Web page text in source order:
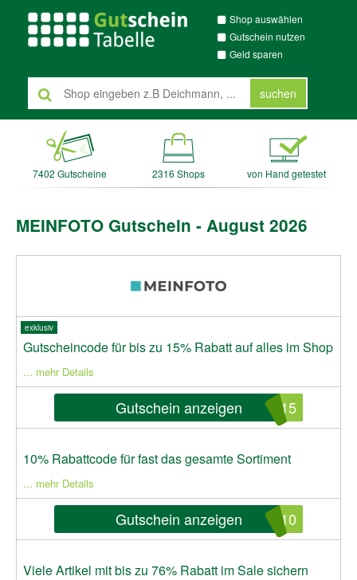
Shop auswählen
Gutschein nutzen
Geld sparen
suchen
7402 Gutscheine 2316 Shops von Hand getestet
MEINFOTO Gutschein - August 2026
Gutscheincode für bis zu 15% Rabatt auf alles im Shop
exklusiv
... mehr Details
Gutschein anzeigen E15
10% Rabattcode für fast das gesamte Sortiment
... mehr Details
Gutschein anzeigen F10
Viele Artikel mit bis zu 76% Rabatt im Sale sichern